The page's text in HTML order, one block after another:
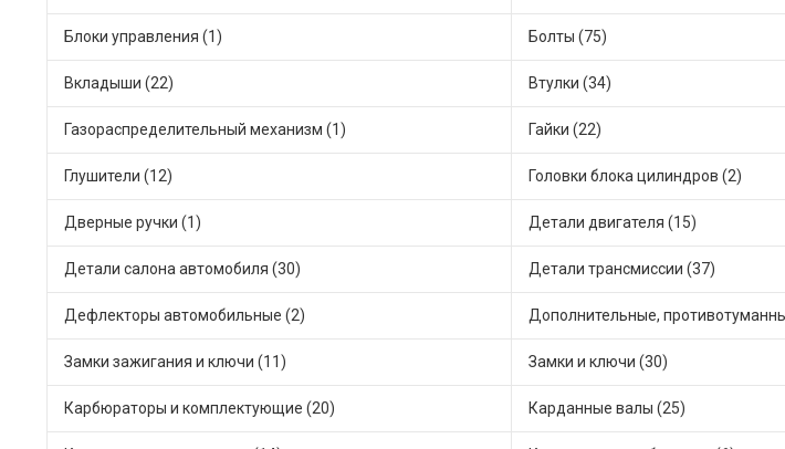
Блоки управления (1) Болты (75)
Вкладыши (22) Втулки (34)
Газораспределительный механизм (1) Гайки (22)
Глушители (12) Головки блока цилиндров (2)
Дверные ручки (1) Детали двигателя (15)
Детали салона автомобиля (30) Детали трансмиссии (37)
Дефлекторы автомобильные (2) Дополнительные,
Замки зажигания и ключи (11) Замки и ключи (30)
Карбюраторы и комплектующие (20) Карданные валы (25)